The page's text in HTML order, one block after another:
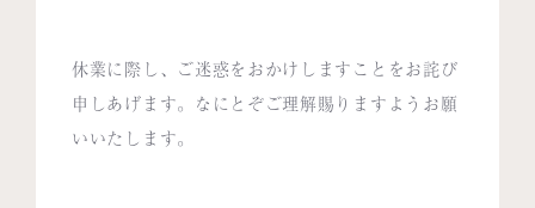
休業に際し、ご迷惑をおかけしますことをお詫び
申しあげます。なにとぞご理解賜りますようお願
いいたします。